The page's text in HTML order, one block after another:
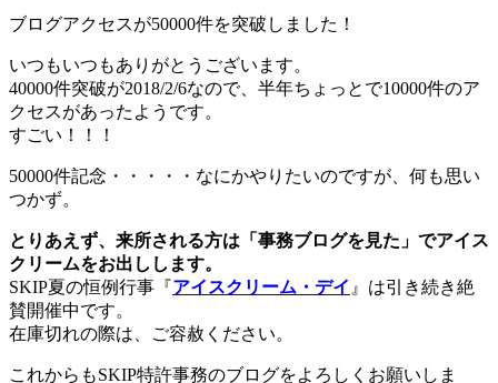
ブログアクセスが50000件を突破しました！
いつもいつもありがとうございます。
40000件突破が2018/2/6なので、半年ちょっとで10000件のア
クセスがあったようです。
すごい！！！
50000件記念・・・・・なにかやりたいのですが、何も思い
つかず。
とりあえず、来所される方は「事務ブログを見た」でアイス
クリームをお出しします。
SKIP夏の恒例行事『アイスクリーム・デイ 』は引き続き絶
賛開催中です。
在庫切れの際は、ご容赦ください。
これからもSKIP特許事務のブログをよろしくお願いしま